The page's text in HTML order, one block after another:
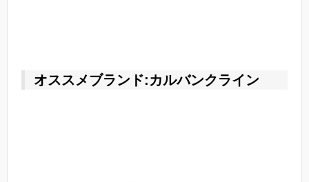
オススメブランド:カルバンクライン